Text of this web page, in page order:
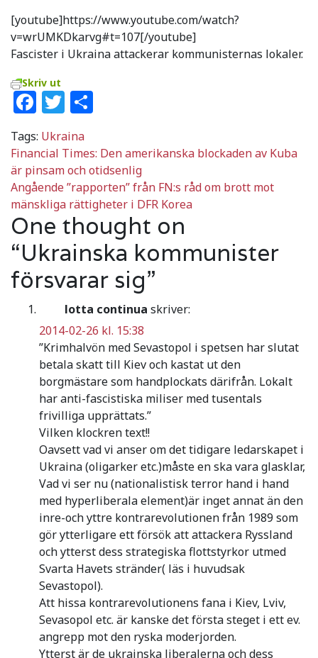
[youtube]https://www.youtube.com/watch?
v=wrUMKDkarvg#t=107[/youtube]
Fascister i Ukraina attackerar kommunisternas lokaler.
Skriv ut
Facebook
Twitter
Tags: Ukraina
Inläggsnavigering
Financial Times: Den amerikanska blockaden av Kuba
är pinsam och otidsenlig
Angående ”rapporten” från FN:s råd om brott mot
mänskliga rättigheter i DFR Korea
One thought on
“Ukrainska kommunister
försvarar sig”
lotta continua skriver:
2014-02-26 kl. 15:38
”Krimhalvön med Sevastopol i spetsen har slutat
betala skatt till Kiev och kastat ut den
borgmästare som handplockats därifrån. Lokalt
har anti-fascistiska miliser med tusentals
frivilliga upprättats.”
Vilken klockren text!!
Oavsett vad vi anser om det tidigare ledarskapet i
Ukraina (oligarker etc.)måste en ska vara glasklar,
Vad vi ser nu (nationalistisk terror hand i hand
med hyperliberala element)är inget annat än den
inre-och yttre kontrarevolutionen från 1989 som
gör ytterligare ett försök att attackera Ryssland
och ytterst dess strategiska flottstyrkor utmed
Svarta Havets stränder( läs i huvudsak
Sevastopol).
Att hissa kontrarevolutionens fana i Kiev, Lviv,
Sevasopol etc. är kanske det första steget i ett ev.
angrepp mot den ryska moderjorden.
Ytterst är de ukrainska liberalerna och dess